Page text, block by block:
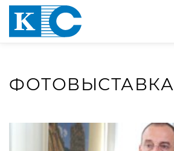
ФОТОВЫСТАВКА